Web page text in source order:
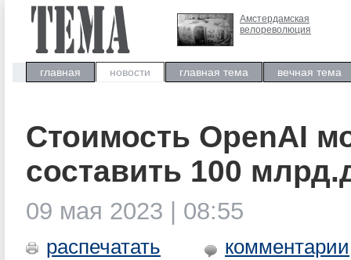
Амстердамская
велореволюция
главная новости главная тема вечная тема
Стоимость OpenAI
составить 100
09 мая 2023 | 08:55
распечатать комментарии